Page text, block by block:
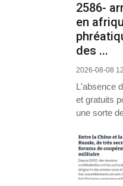
2586-
en
des ...
2026-08-08
L'absence
et gratuits
une sorte